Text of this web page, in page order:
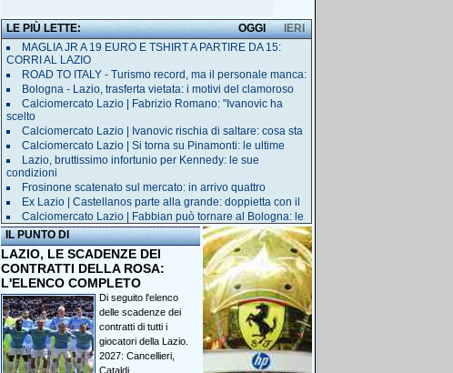
LE PIÙ LETTE: IERI
OGGI
MAGLIA JR A 19 EURO E TSHIRT A PARTIRE DA 15:
CORRI AL LAZIO
ROAD TO ITALY - Turismo record, ma il personale manca:
Bologna - Lazio, trasferta vietata: i motivi del clamoroso
Calciomercato Lazio | Fabrizio Romano: "Ivanovic ha
scelto
Calciomercato Lazio | Ivanovic rischia di saltare: cosa sta
Calciomercato Lazio | Si torna su Pinamonti: le ultime
Lazio, bruttissimo infortunio per Kennedy: le sue
condizioni
Frosinone scatenato sul mercato: in arrivo quattro
Ex Lazio | Castellanos parte alla grande: doppietta con il
Calciomercato Lazio | Fabbian può tornare al Bologna: le
IL PUNTO DI
LAZIO, LE SCADENZE DEI
CONTRATTI DELLA ROSA:
L'ELENCO COMPLETO
Di seguito l'elenco
delle scadenze dei
contratti di tutti i
giocatori della Lazio.
2027: Cancellieri,
Cataldi,...